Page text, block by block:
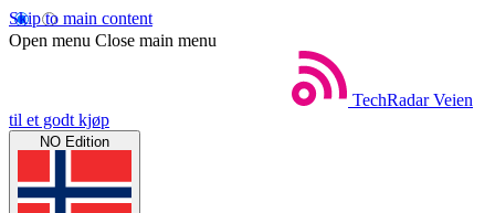
Skip to main content
Open menu Close main menu
TechRadar Veien
til et godt kjøp
NO Edition